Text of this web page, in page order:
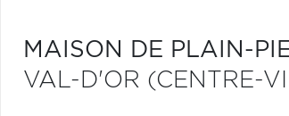
MAISON DE PLAIN-
VAL-D'OR (CENTRE-